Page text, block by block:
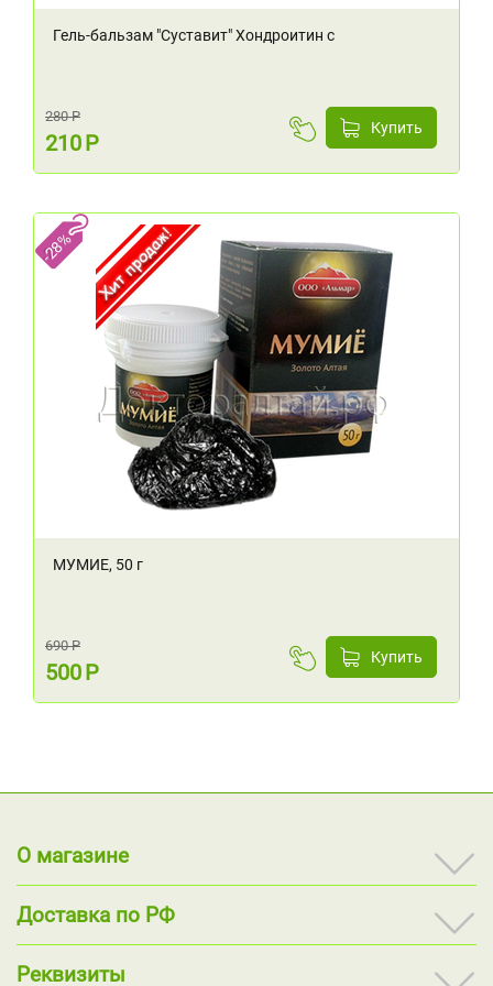
Гель-бальзам "Суставит" Хондроитин с
280 Р
210 Р
Купить
-28%
МУМИЕ, 50 г
690 Р
500 Р
Купить
О магазине
Доставка по РФ
Реквизиты